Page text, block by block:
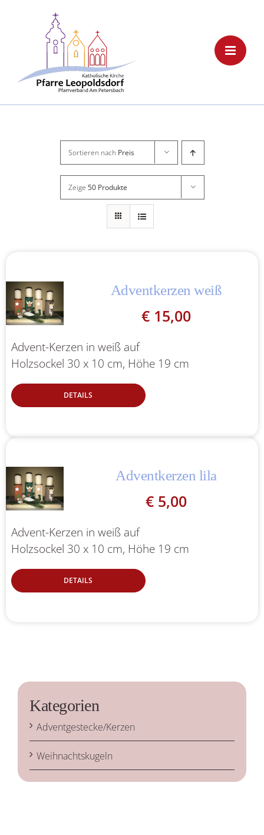
Sortieren nach Preis
Zeige 50 Produkte
Adventkerzen weiß
€15,00
Advent-Kerzen in weiß auf
Holzsockel 30 x 10 cm, Höhe 19 cm
DETAILS
Adventkerzen lila
€5,00
Advent-Kerzen in weiß auf
Holzsockel 30 x 10 cm, Höhe 19 cm
DETAILS
Kategorien
Adventgestecke/Kerzen
Weihnachtskugeln